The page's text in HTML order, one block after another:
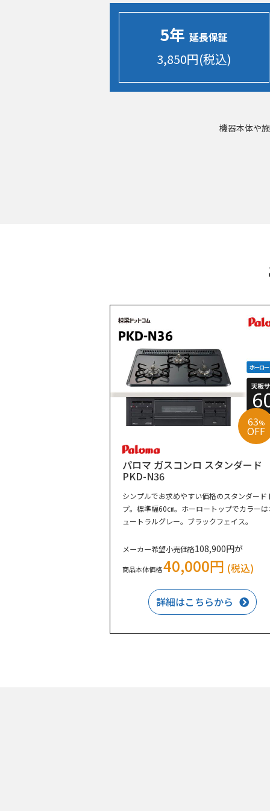
5年 延長保証
3,850円(税込)
機器本体や
63%
OFF
パロマ ガスコンロ スタンダード
PKD-N36
シンプルでお求めやすい価格のスタンダード
プ。標準幅60㎝。ホーロートップでカラーは
ュートラルグレー。ブラックフェイス。
メーカー希望小売価格108,900円が
商品本体価格40,000円 (税込)
詳細はこちらから